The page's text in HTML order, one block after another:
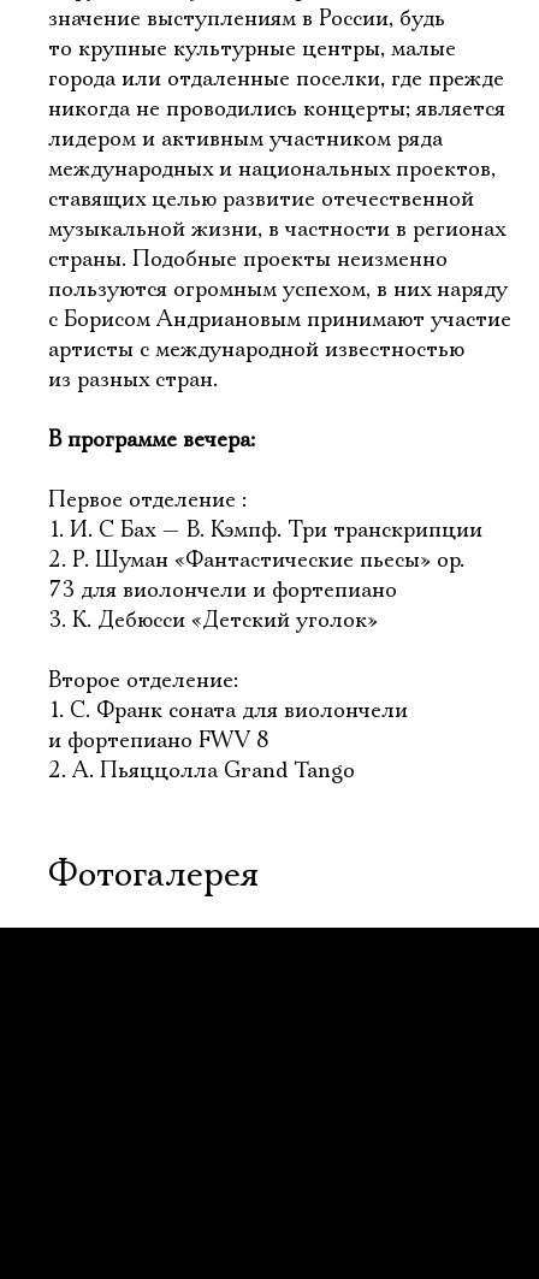
значение выступлениям в России, будь
то крупные культурные центры, малые
города или отдаленные поселки, где прежде
никогда не проводились концерты; является
лидером и активным участником ряда
международных и национальных проектов,
ставящих целью развитие отечественной
музыкальной жизни, в частности в регионах
страны. Подобные проекты неизменно
пользуются огромным успехом, в них наряду
с Борисом Андриановым принимают участие
артисты с международной известностью
из разных стран.
В программе вечера:
Первое отделение :
1. И. С Бах — В. Кэмпф. Три транскрипции
2. Р. Шуман «Фантастические пьесы» ор.
73 для виолончели и фортепиано
3. К. Дебюсси «Детский уголок»
Второе отделение:
1. С. Франк соната для виолончели
и фортепиано FWV 8
2. А. Пьяццолла Grand Tango
Фотогалерея